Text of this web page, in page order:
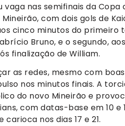
nas semifinais da Copa
com dois gols de
cinco minutos do primeiro
Bruno, e o segundo,
finalização de William.
as redes, mesmo com boas
nos minutos finais. A
do novo Mineirão e
com datas-base em 10 e
nos dias 17 e 21.